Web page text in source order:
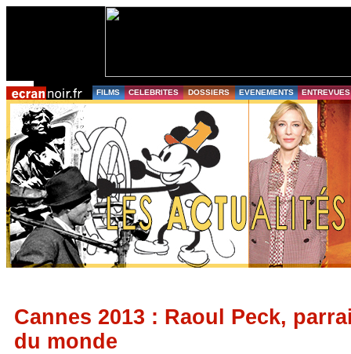
FILMS CELEBRITES DOSSIERS EVENEMENTS ENTREVUES
Cannes 2013 : Raoul Peck,
du monde